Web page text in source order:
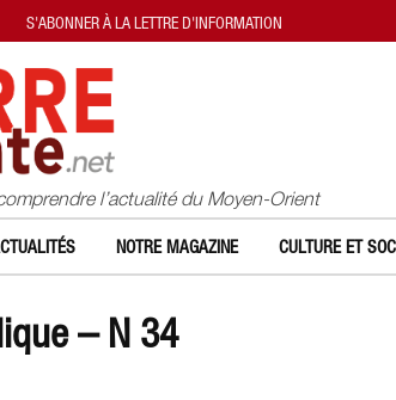
l’actualité du Moyen-Orient
NOTRE MAGAZINE CULTURE ET
– N 34
S'ABONNER À LA LETTRE D'INFORMATION